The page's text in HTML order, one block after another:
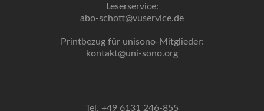
Leserservice:
abo-schott@vuservice.de
Printbezug für unisono-Mitglieder:
kontakt@uni-sono.org
Tel. +49 6131 246-855